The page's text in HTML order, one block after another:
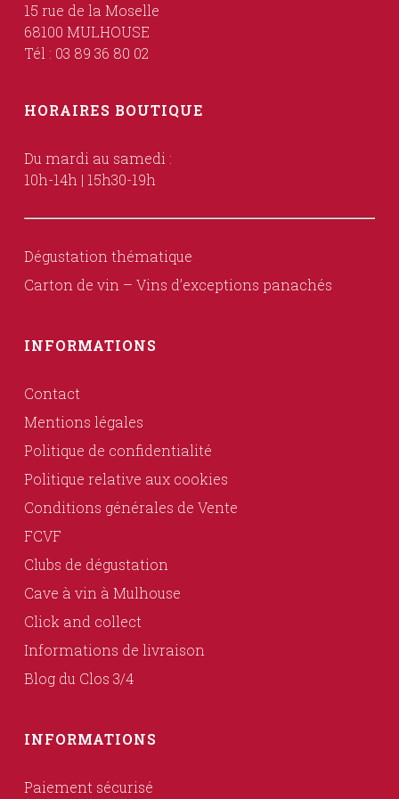
15 rue de la Moselle
68100 MULHOUSE
Tél : 03 89 36 80 02
HORAIRES BOUTIQUE
Du mardi au samedi :
10h-14h | 15h30-19h
Dégustation thématique
Carton de vin – Vins d’exceptions panachés
INFORMATIONS
Contact
Mentions légales
Politique de confidentialité
Politique relative aux cookies
Conditions générales de Vente
FCVF
Clubs de dégustation
Cave à vin à Mulhouse
Click and collect
Informations de livraison
Blog du Clos 3/4
INFORMATIONS
Paiement sécurisé